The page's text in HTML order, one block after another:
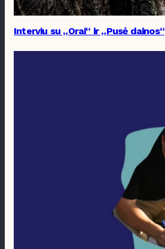
Interviu su „Orai“ ir „Pusė dainos“